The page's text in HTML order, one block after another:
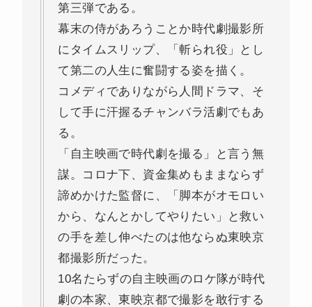
第三弾である。
幕末の侍があろうことか時代劇撮影所
にタイムスリップ、「斬られ役」とし
て第二の人生に奮闘する姿を描く。
コメディでありながら人間ドラマ、そ
して手に汗握るチャンバラ活劇でもあ
る。
「自主映画で時代劇を撮る」と言う無
謀。コロナ下、資金集めもままならず
諦めかけた監督に、「脚本がオモロい
から、なんとかしてやりたい」と救い
の手を差し伸べたのは他ならぬ東映京
都撮影所だった。
10名たらずの自主映画のロケ隊が時代
劇の本家、東映京都で撮影を敢行する